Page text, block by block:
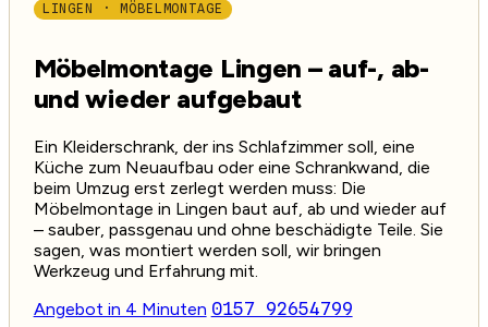
LINGEN · MÖBELMONTAGE
Möbelmontage Lingen – auf-, ab-
und wieder aufgebaut
Ein Kleiderschrank, der ins Schlafzimmer soll, eine
Küche zum Neuaufbau oder eine Schrankwand, die
beim Umzug erst zerlegt werden muss: Die
Möbelmontage in Lingen baut auf, ab und wieder auf
– sauber, passgenau und ohne beschädigte Teile. Sie
sagen, was montiert werden soll, wir bringen
Werkzeug und Erfahrung mit.
Angebot in 4 Minuten 0157 92654799